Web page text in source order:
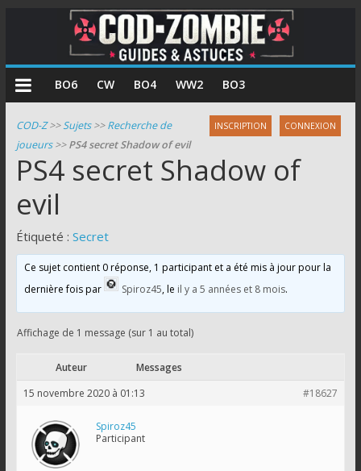
COD
Zombie
Guides
et
astuces
pour
le
mode
zombie
de
Call
of
BO6 CW BO4 WW2 BO3
INSCRIPTION CONNEXION
COD-Z>>Sujets>>Recherche de
joueurs>>PS4 secret Shadow of evil
PS4 secret Shadow of
evil
Étiqueté : Secret
Ce sujet contient 0 réponse, 1 participant et a été mis à jour pour la
dernière fois par
Spiroz45 , le il y a 5 années et 8 mois.
Affichage de 1 message (sur 1 au total)
Auteur
Messages
15 novembre 2020 à 01:13
#18627
Spiroz45
Participant